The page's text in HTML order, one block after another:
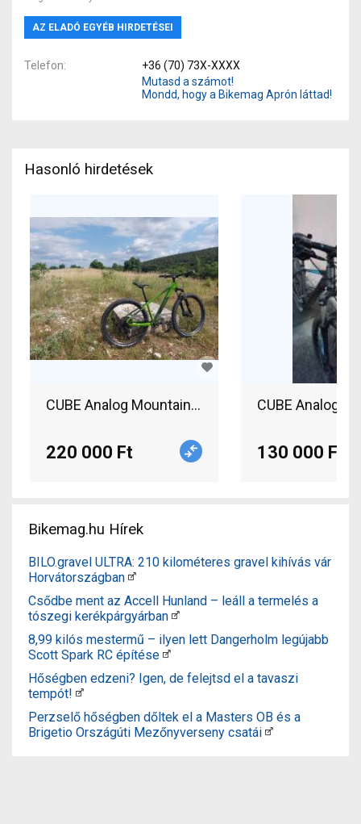
AZ ELADÓ EGYÉB HIRDETÉSEI
Telefon
+36 (70) 73X-XXXX
Mutasd a számot!
Mondd, hogy a Bikemag Aprón láttad!
Hasonló hirdetések
CUBE Analog Mountain Bike elöl teleszkópos
220 000 Ft
CUBE Analog
130 000 Ft
Bikemag.hu Hírek
BILO.gravel ULTRA: 210 kilométeres gravel kihívás vár
Horvátországban
Csődbe ment az Accell Hunland – leáll a termelés a
tószegi kerékpárgyárban
8,99 kilós mestermű – ilyen lett Dangerholm legújabb
Scott Spark RC építése
Hőségben edzeni? Igen, de felejtsd el a tavaszi
tempót!
Perzselő hőségben dőltek el a Masters OB és a
Brigetio Országúti Mezőnyverseny csatái